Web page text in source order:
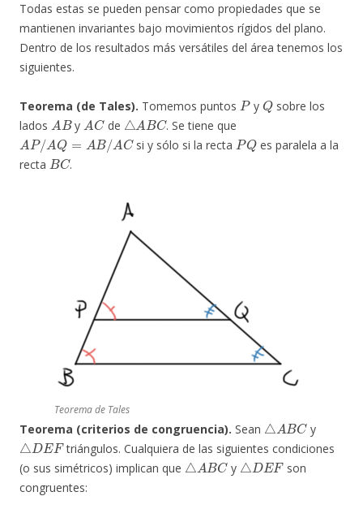
Todas estas se pueden pensar como propiedades que se
mantienen invariantes bajo movimientos rígidos del plano.
Dentro de los resultados más versátiles del área tenemos los
siguientes.
Teorema (de Tales). Tomemos puntos
P
y
Q
sobre los
lados
AB
y
AC
de
△ABC
. Se tiene que
AP/A Q=AB/AC
si y sólo si la recta
PQ
es paralela a la
recta
BC
.
Teorema de Tales
Teorema (criterios de congruencia). Sean
△ ABC
y
△DEF
triángulos. Cualquiera de las siguientes condiciones
(o sus simétricos) implican que
△ ABC
y
△DEF
son
congruentes: